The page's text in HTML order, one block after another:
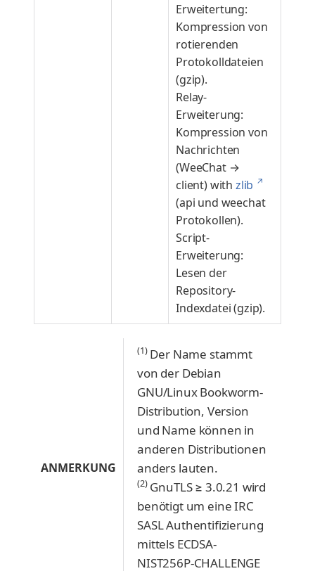
Erweitertung:
Kompression von
rotierenden
Protokolldateien
(gzip).
Relay-
Erweiterung:
Kompression von
Nachrichten
(WeeChat →
client) with zlib ↗
(api und weechat
Protokollen).
Script-
Erweiterung:
Lesen der
Repository-
Indexdatei (gzip).
ANMERKUNG
(1)Der Name stammt
von der Debian
GNU/Linux Bookworm-
Distribution, Version
und Name können in
anderen Distributionen
anders lauten.
(2)GnuTLS ≥ 3.0.21 wird
benötigt um eine IRC
SASL Authentifizierung
mittels ECDSA-
NIST256P-CHALLENGE